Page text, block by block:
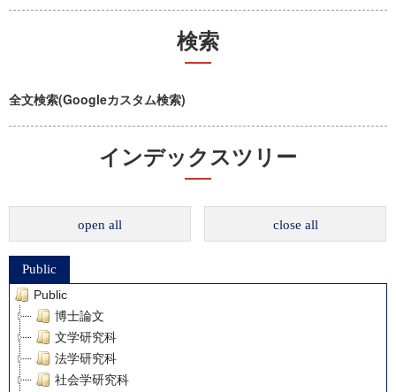
検索
全文検索(Googleカスタム検索)
インデックスツリー
open all close all
Public
Public
博士論文
文学研究科
法学研究科
社会学研究科